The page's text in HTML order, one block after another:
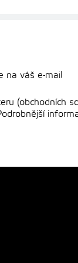
na váš e-mail
(obchodních